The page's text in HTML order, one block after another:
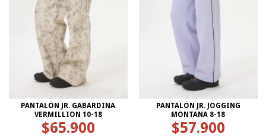
PANTALÓN JR. GABARDINA
VERMILLION 10-18
$65.900
PANTALÓN JR. JOGGING
MONTANA 8-18
$57.900